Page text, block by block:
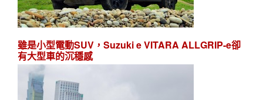
雖是小型電動SUV，Suzuki e VITARA ALLGRIP-e卻
有大型車的沉穩感